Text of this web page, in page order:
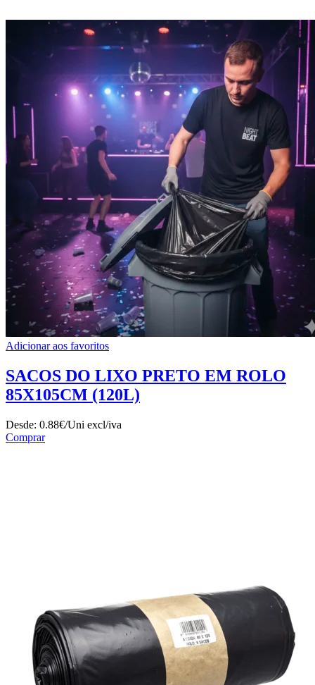
Adicionar aos favoritos
SACOS DO LIXO PRETO EM ROLO
85X105CM (120L)
Desde: 0.88€/Uni excl/iva
Comprar